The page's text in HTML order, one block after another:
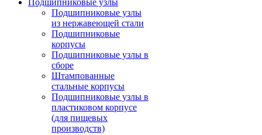
Подшипниковые узлы
из нержавеющей стали
Подшипниковые
корпусы
Подшипниковые узлы в
сборе
Штампованные
стальные корпусы
Подшипниковые узлы в
пластиковом корпусе
(для пищевых
производств)